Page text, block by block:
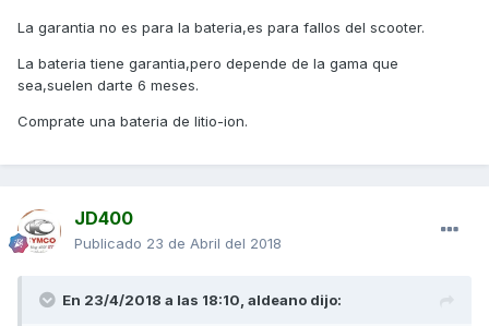
La garantia no es para la bateria,es para fallos del scooter.
La bateria tiene garantia,pero depende de la gama que
sea,suelen darte 6 meses.
Comprate una bateria de litio-ion.
JD400
Publicado 23 de Abril del 2018
En 23/4/2018 a las 18:10, aldeano dijo: